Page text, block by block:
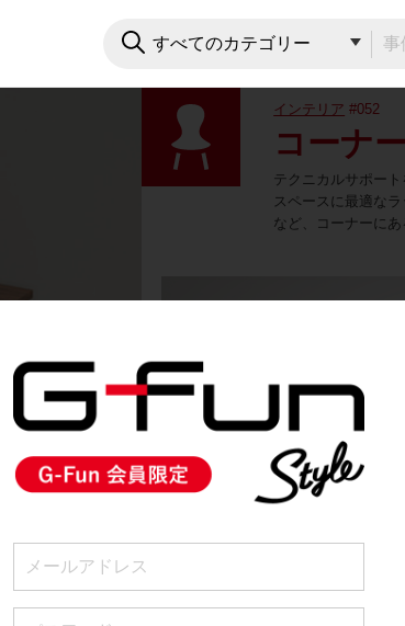
インテリア #052
コーナ
テクニカルサポー
スペースに最適な
など、コーナーに